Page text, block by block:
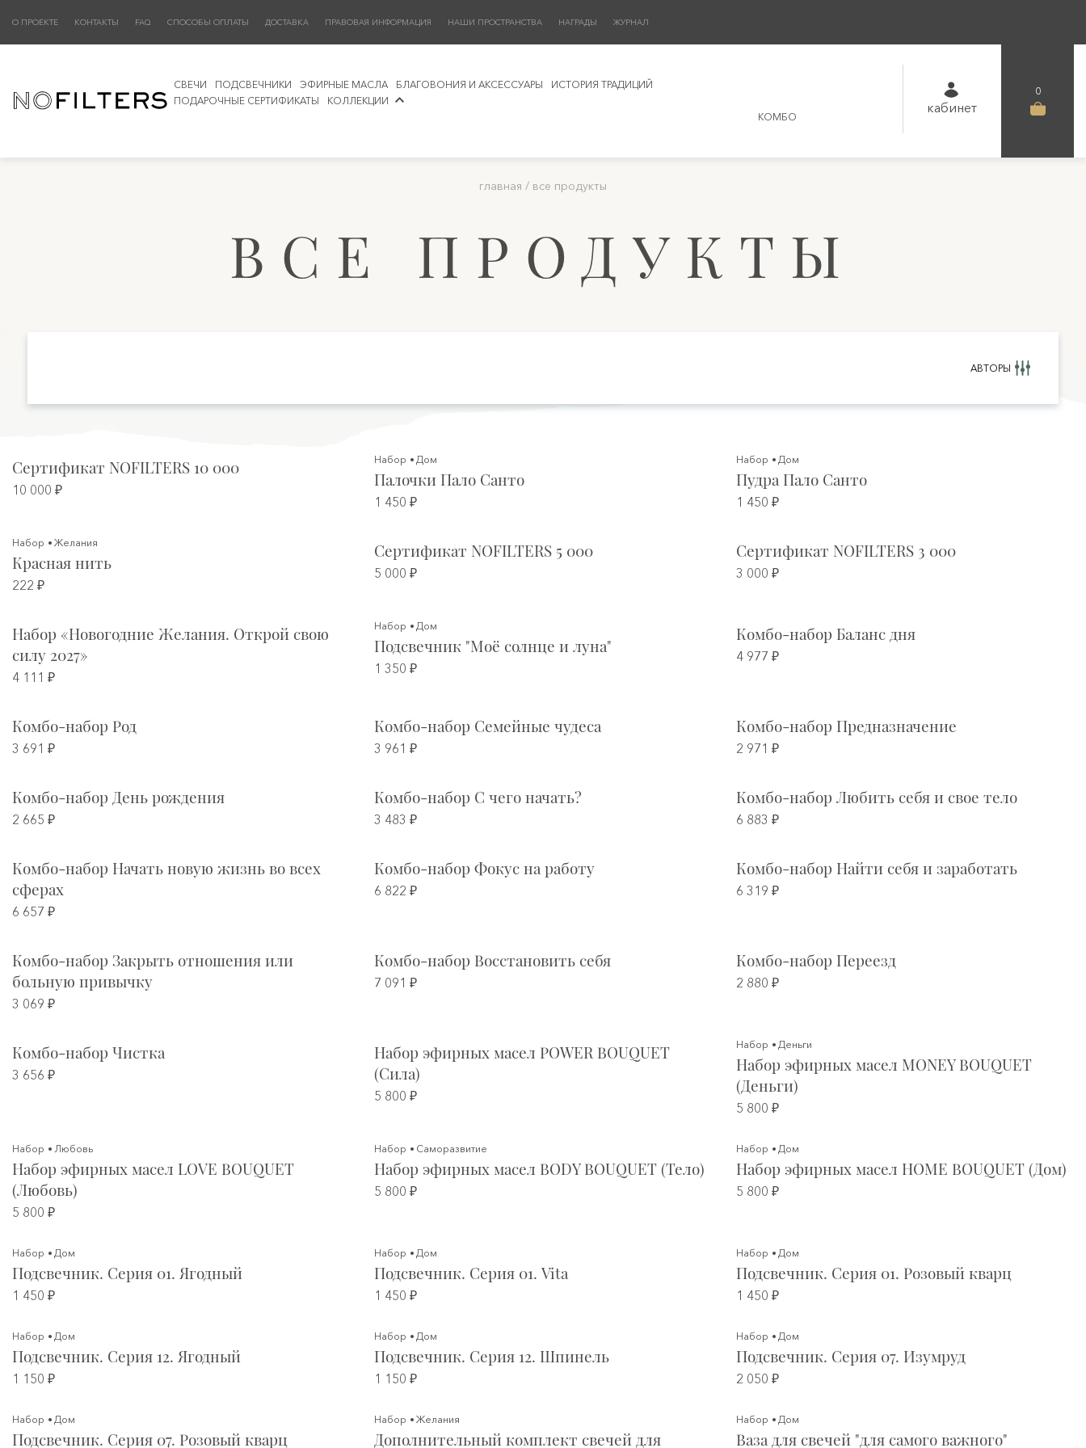
О ПРОЕКТЕ КОНТАКТЫ FAQ СПОСОБЫ ОПЛАТЫ ДОСТАВКА ПРАВОВАЯ ИНФОРМАЦИЯ НАШИ ПРОСТРАНСТВА НАГРАДЫ ЖУРНАЛ
СВЕЧИ ПОДСВЕЧНИКИ ЭФИРНЫЕ МАСЛА БЛАГОВОНИЯ И АКСЕССУАРЫ
ИСТОРИЯ ТРАДИЦИЙ
ПОДАРОЧНЫЕ СЕРТИФИКАТЫ
КОЛЛЕКЦИИ
КОМБО
кабинет
0
главная / все продукты
ВСЕ ПРОДУКТЫ
АВТОРЫ
Сертификат NOFILTERS 10 000
10 000 ₽
Набор Дом
Палочки Пало Санто
1 450 ₽
Набор Дом
Пудра Пало Санто
1 450 ₽
Набор Желания
Красная нить
222 ₽
Сертификат NOFILTERS 5 000
5 000 ₽
Сертификат NOFILTERS 3 000
3 000 ₽
Набор «Новогодние Желания. Открой свою
силу 2027»
4 111 ₽
Набор Дом
Подсвечник "Моё солнце и луна"
1 350 ₽
Комбо-набор Баланс дня
4 977 ₽
Комбо-набор Род
3 691 ₽
Комбо-набор Семейные чудеса
3 961 ₽
Комбо-набор Предназначение
2 971 ₽
Комбо-набор День рождения
2 665 ₽
Комбо-набор С чего начать?
3 483 ₽
Комбо-набор Любить себя и свое тело
6 883 ₽
Комбо-набор Начать новую жизнь во всех
сферах
6 657 ₽
Комбо-набор Фокус на работу
6 822 ₽
Комбо-набор Найти себя и заработать
6 319 ₽
Комбо-набор Закрыть отношения или
больную привычку
3 069 ₽
Комбо-набор Восстановить себя
7 091 ₽
Комбо-набор Переезд
2 880 ₽
Комбо-набор Чистка
3 656 ₽
Набор эфирных масел POWER BOUQUET
(Сила)
5 800 ₽
Набор Деньги
Набор эфирных масел MONEY BOUQUET
(Деньги)
5 800 ₽
Набор Любовь
Набор эфирных масел LOVE BOUQUET
(Любовь)
5 800 ₽
Набор Саморазвитие
Набор эфирных масел BODY BOUQUET (Тело)
5 800 ₽
Набор Дом
Набор эфирных масел HOME BOUQUET (Дом)
5 800 ₽
Набор Дом
Подсвечник. Серия 01. Ягодный
1 450 ₽
Набор Дом
Подсвечник. Серия 01. Vita
1 450 ₽
Набор Дом
Подсвечник. Серия 01. Розовый кварц
1 450 ₽
Набор Дом
Подсвечник. Серия 12. Ягодный
1 150 ₽
Набор Дом
Подсвечник. Серия 12. Шпинель
1 150 ₽
Набор Дом
Подсвечник. Серия 07. Изумруд
2 050 ₽
Набор Дом
Подсвечник. Серия 07. Розовый кварц
Набор Желания
Дополнительный комплект свечей для
Набор Дом
Ваза для свечей "для самого важного"